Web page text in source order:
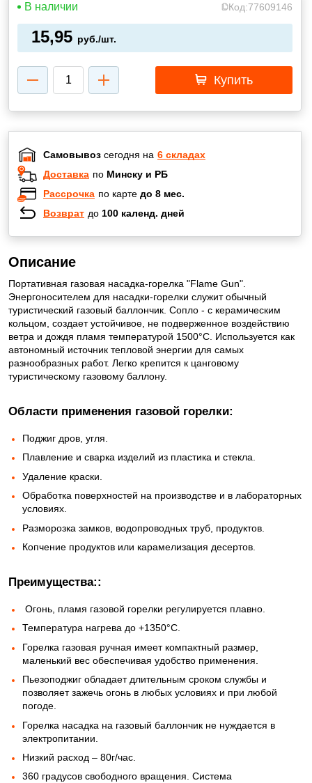
В наличии Код:77609146
15,95 руб./шт.
Купить
Самовывоз сегодня на 6 складах
Доставка по Минску и РБ
Рассрочка по карте до 8 мес.
Возврат до 100 календ. дней
Описание
Портативная газовая насадка-горелка "Flame Gun".
Энергоносителем для насадки-горелки служит обычный
туристический газовый баллончик. Сопло - с керамическим
кольцом, создает устойчивое, не подверженное воздействию
ветра и дождя пламя температурой 1500°С. Используется как
автономный источник тепловой энергии для самых
разнообразных работ. Легко крепится к цанговому
туристическому газовому баллону.
Области применения газовой горелки:
Поджиг дров, угля.
Плавление и сварка изделий из пластика и стекла.
Удаление краски.
Обработка поверхностей на производстве и в лабораторных
условиях.
Разморозка замков, водопроводных труб, продуктов.
Копчение продуктов или карамелизация десертов.
Преимущества::
Огонь, пламя газовой горелки регулируется плавно.
Температура нагрева до +1350°С.
Горелка газовая ручная имеет компактный размер,
маленький вес обеспечивая удобство применения.
Пьезоподжиг обладает длительным сроком службы и
позволяет зажечь огонь в любых условиях и при любой
погоде.
Горелка насадка на газовый баллончик не нуждается в
электропитании.
Низкий расход – 80г/час.
360 градусов свободного вращения. Система